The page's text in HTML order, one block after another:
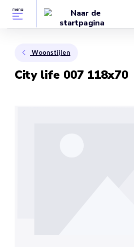
Woonstijlen
City life 007 118x70